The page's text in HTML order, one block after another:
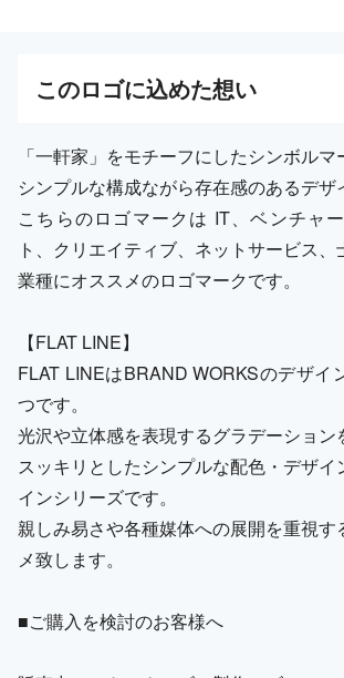
このロゴに込めた想い
「一軒家」をモチーフにしたシンボルマ
シンプルな構成ながら存在感のあるデザ
こちらのロゴマークは IT、ベンチャ
ト、クリエイティブ、ネットサービス
業種にオススメのロゴマークです。
【FLAT LINE】
FLAT LINEはBRAND WORKSのデザイ
つです。
光沢や立体感を表現するグラデーション
スッキリとしたシンプルな配色・デザ
インシリーズです。
親しみ易さや各種媒体への展開を重視す
メ致します。
■ご購入を検討のお客様へ